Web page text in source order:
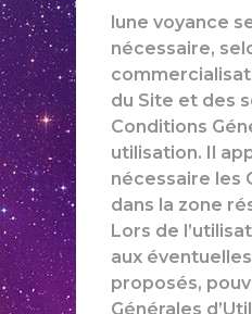
lune voyance
nécessaire,
du Site et des
Conditions
utilisation. Il
nécessaire les
dans la zone
Lors de
aux
proposés,
Générales